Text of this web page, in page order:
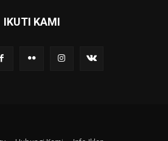
IKUTI KAMI